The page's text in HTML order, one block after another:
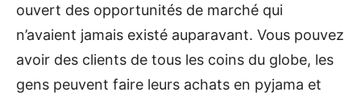
ouvert des opportunités de marché qui
n’avaient jamais existé auparavant. Vous pouvez
avoir des clients de tous les coins du globe, les
gens peuvent faire leurs achats en pyjama et